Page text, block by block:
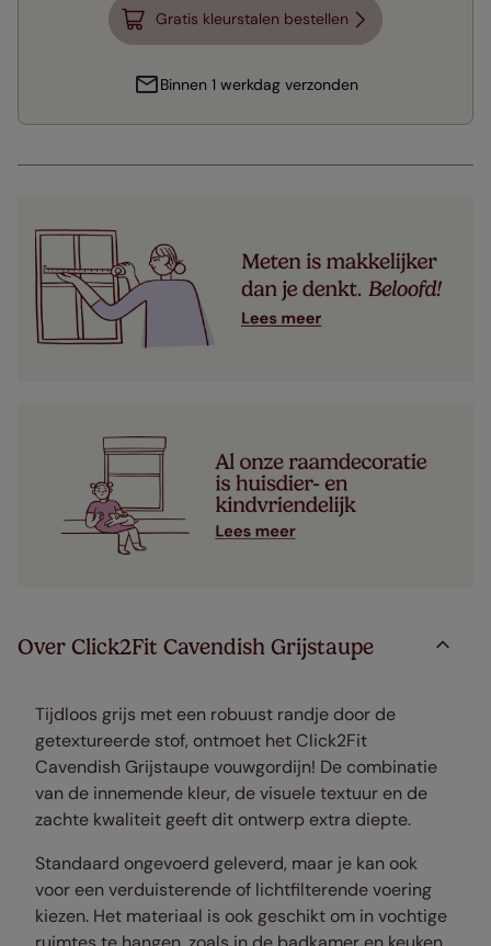
Gratis kleurstalen bestellen
Binnen 1 werkdag verzonden
Over Click2Fit Cavendish Grijstaupe
Tijdloos grijs met een robuust randje door de
getextureerde stof, ontmoet het Click2Fit
Cavendish Grijstaupe vouwgordijn! De combinatie
van de innemende kleur, de visuele textuur en de
zachte kwaliteit geeft dit ontwerp extra diepte.
Standaard ongevoerd geleverd, maar je kan ook
voor een verduisterende of lichtfilterende voering
kiezen. Het materiaal is ook geschikt om in vochtige